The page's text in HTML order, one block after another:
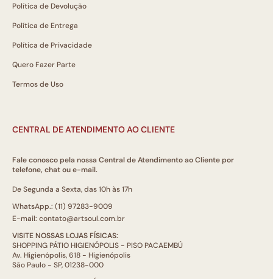
Política de Devolução
Política de Entrega
Política de Privacidade
Quero Fazer Parte
Termos de Uso
CENTRAL DE ATENDIMENTO AO CLIENTE
Fale conosco pela nossa Central de Atendimento ao Cliente por
telefone, chat ou e-mail.
De Segunda a Sexta, das 10h às 17h
WhatsApp.: (11) 97283-9009
E-mail: contato@artsoul.com.br
VISITE NOSSAS LOJAS FÍSICAS:
SHOPPING PÁTIO HIGIENÓPOLIS - PISO PACAEMBÚ
Av. Higienópolis, 618 - Higienópolis
São Paulo - SP, 01238-000